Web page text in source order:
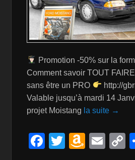
Promotion -50% sur la
Comment savoir TOUT
sans être un PRO
http://
Valable jusqu’à mardi 14
projet Moistang la suite →
F
T
A
E